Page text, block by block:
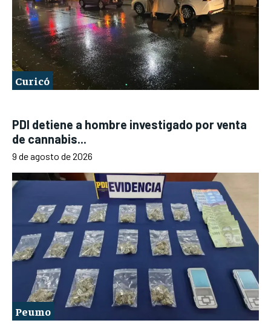
Curicó
PDI detiene a hombre investigado por venta
de cannabis...
9 de agosto de 2026
Peumo